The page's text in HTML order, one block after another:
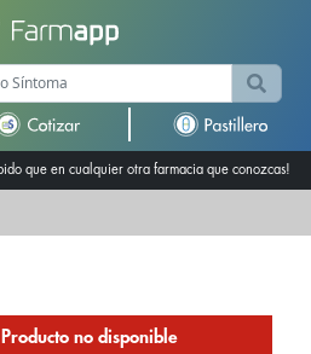
que en cualquier otra farmacia que conozcas!
no disponible